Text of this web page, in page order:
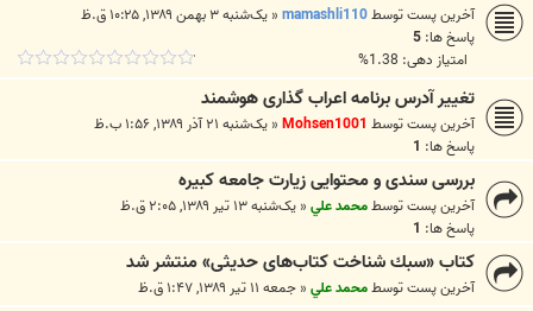
آخرین پست توسطmamashli110
« یک‌شنبه ۳ بهمن ۱۳۸۹, ۱۰:۲۵ ق.ظ
پاسخ ها: 5
امتیاز دهی: 1.38%
تغییر آدرس برنامه اعراب گذاری هوشمند
آخرین پست توسطMohsen1001
« یک‌شنبه ۲۱ آذر ۱۳۸۹, ۱:۵۶ ب.ظ
پاسخ ها: 1
بررسی سندی و محتوایی زیارت جامعه کبیره
آخرین پست توسطمحمد علي« یک‌شنبه ۱۳ تیر ۱۳۸۹, ۲:۰۵ ق.ظ
پاسخ ها: 1
كتاب «سبك شناخت كتاب‌های حديثی» منتشر شد
آخرین پست توسطمحمد علي« جمعه ۱۱ تیر ۱۳۸۹, ۱:۴۷ ق.ظ